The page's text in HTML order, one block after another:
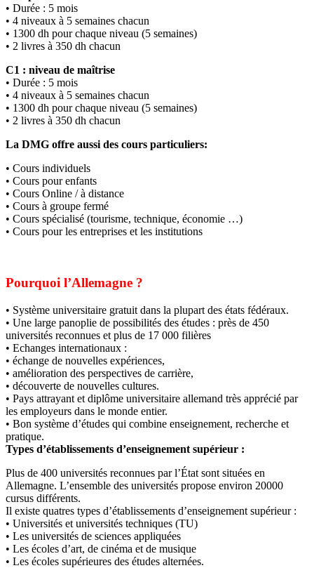
• Durée : 5 mois
• 4 niveaux à 5 semaines chacun
• 1300 dh pour chaque niveau (5 semaines)
• 2 livres à 350 dh chacun
C1 : niveau de maîtrise
• Durée : 5 mois
• 4 niveaux à 5 semaines chacun
• 1300 dh pour chaque niveau (5 semaines)
• 2 livres à 350 dh chacun
La DMG offre aussi des cours particuliers:
• Cours individuels
• Cours pour enfants
• Cours Online / à distance
• Cours à groupe fermé
• Cours spécialisé (tourisme, technique, économie …)
• Cours pour les entreprises et les institutions
Pourquoi l’Allemagne ?
• Système universitaire gratuit dans la plupart des états fédéraux.
• Une large panoplie de possibilités des études : près de 450
universités reconnues et plus de 17 000 filières
• Echanges internationaux :
• échange de nouvelles expériences,
• amélioration des perspectives de carrière,
• découverte de nouvelles cultures.
• Pays attrayant et diplôme universitaire allemand très apprécié par
les employeurs dans le monde entier.
• Bon système d’études qui combine enseignement, recherche et
pratique.
Types d’établissements d’enseignement supérieur :
Plus de 400 universités reconnues par l’État sont situées en
Allemagne. L’ensemble des universités propose environ 20000
cursus différents.
Il existe quatres types d’établissements d’enseignement supérieur :
• Universités et universités techniques (TU)
• Les universités de sciences appliquées
• Les écoles d’art, de cinéma et de musique
• Les écoles supérieures des études alternées.